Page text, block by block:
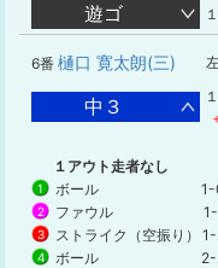
遊ゴ
6番 樋口 寛太朗(三)
中３
１アウト走者なし
1 ボール 1-
2 ファウル 1-
3 ストライク（空振り）
4 ボール